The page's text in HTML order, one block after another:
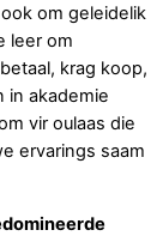
om geleidelik
leer om
krag koop,
in akademie
vir oulaas die
ervarings saam